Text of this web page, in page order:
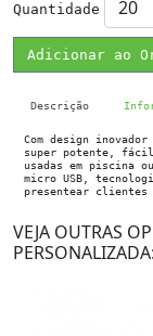
Quantidade
Adicionar ao
Descrição
Com design
super potente,
usadas em piscina
micro USB,
presentear clientes
VEJA OUTRAS
PERSONALIZADA: